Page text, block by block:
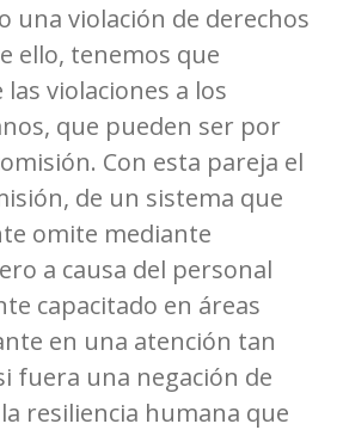
una violación de derechos
ello, tenemos que
violaciones a los
que pueden ser por
Con esta pareja el
de un sistema que
omite mediante
a causa del personal
capacitado en áreas
en una atención tan
fuera una negación de
resiliencia humana que